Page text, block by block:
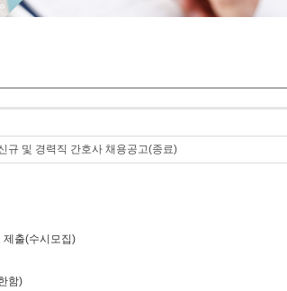
규 및 경력직 간호사 채용공고(종료)
제출(수시모집)
함)